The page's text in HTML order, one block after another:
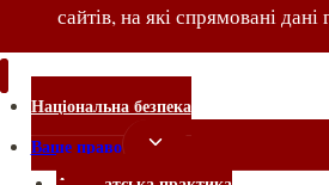
сайтів, на які спрямовані дані
Національна безпека
Ваше право
Перемкнути
меню